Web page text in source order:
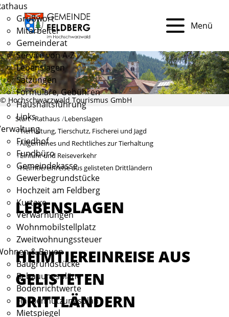
Grußwort
Mitarbeiter
Gemeinderat
Service von A-Z
Lebenslagen
Satzungen
Formulare, Gebühren
Haushaltsführung
Links
Friedhof
Fundbüro
Gemeindekasse
Gewerbegrundstücke
Hochzeit am Feldberg
Kurtaxe
Verwarnungen
Wohnmobilstellplatz
Zweitwohnungssteuer
& Bauen
Baugrundstücke
Bebauungspläne
Bodenrichtwerte
Flächennutzungsplan
Mietspiegel
Menü
© Hochschwarzwald Tourismus GmbH
Start Rathaus Lebenslagen
Tierhaltung, Tierschutz, Fischerei und Jagd
Allgemeines und Rechtliches zur Tierhaltung
Einfuhr und Reiseverkehr
Heimtiereinreise aus gelisteten Drittländern
LEBENSLAGEN
HEIMTIEREINREISE AUS
GELISTETEN
DRITTLÄNDERN